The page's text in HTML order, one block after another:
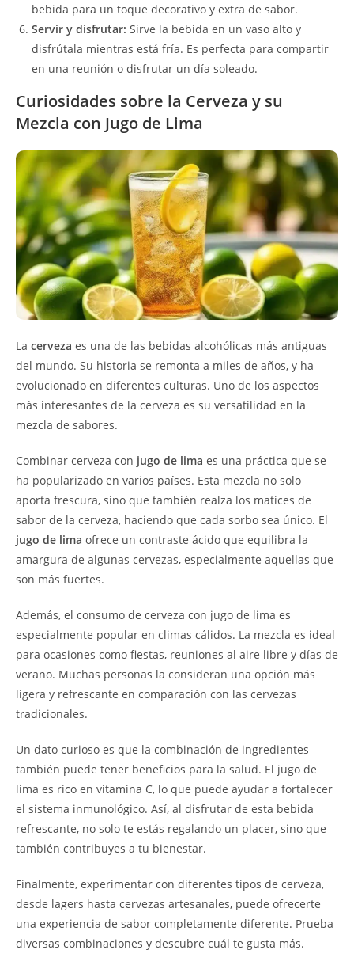
bebida para un toque decorativo y extra de sabor.
Servir y disfrutar: Sirve la bebida en un vaso alto y
disfrútala mientras está fría. Es perfecta para compartir
en una reunión o disfrutar un día soleado.
Curiosidades sobre la Cerveza y su
Mezcla con Jugo de Lima
La cerveza es una de las bebidas alcohólicas más antiguas
del mundo. Su historia se remonta a miles de años, y ha
evolucionado en diferentes culturas. Uno de los aspectos
más interesantes de la cerveza es su versatilidad en la
mezcla de sabores.
Combinar cerveza con jugo de lima es una práctica que se
ha popularizado en varios países. Esta mezcla no solo
aporta frescura, sino que también realza los matices de
sabor de la cerveza, haciendo que cada sorbo sea único. El
jugo de lima ofrece un contraste ácido que equilibra la
amargura de algunas cervezas, especialmente aquellas que
son más fuertes.
Además, el consumo de cerveza con jugo de lima es
especialmente popular en climas cálidos. La mezcla es ideal
para ocasiones como fiestas, reuniones al aire libre y días de
verano. Muchas personas la consideran una opción más
ligera y refrescante en comparación con las cervezas
tradicionales.
Un dato curioso es que la combinación de ingredientes
también puede tener beneficios para la salud. El jugo de
lima es rico en vitamina C, lo que puede ayudar a fortalecer
el sistema inmunológico. Así, al disfrutar de esta bebida
refrescante, no solo te estás regalando un placer, sino que
también contribuyes a tu bienestar.
Finalmente, experimentar con diferentes tipos de cerveza,
desde lagers hasta cervezas artesanales, puede ofrecerte
una experiencia de sabor completamente diferente. Prueba
diversas combinaciones y descubre cuál te gusta más.